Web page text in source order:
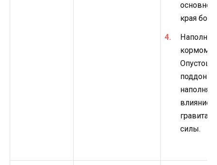
края
кормом.
поддон
влиянием
силы.